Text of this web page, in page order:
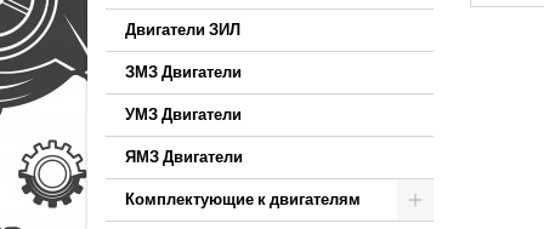
Двигатели ЗИЛ
ЗМЗ Двигатели
УМЗ Двигатели
ЯМЗ Двигатели
Комплектующие к двигателям